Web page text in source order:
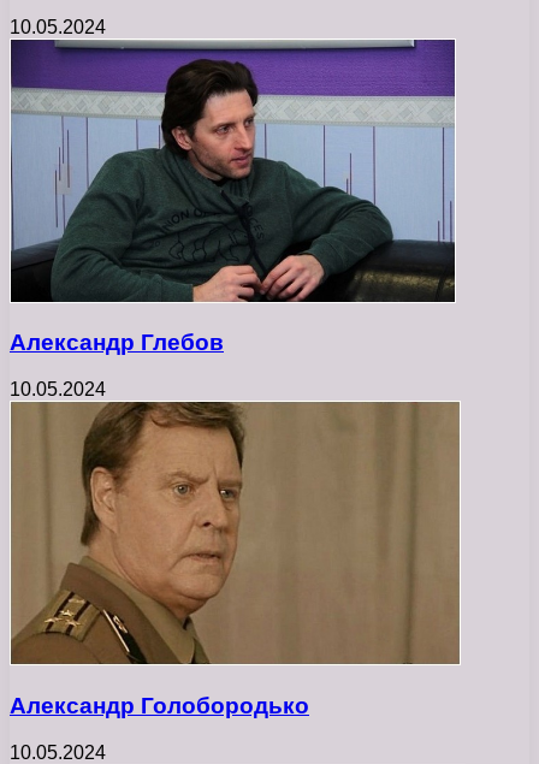
10.05.2024
Александр Глебов
10.05.2024
Александр Голобородько
10.05.2024